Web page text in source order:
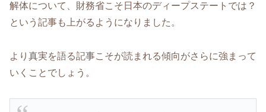
解体について、財務省こそ日本のディープステートでは？
という記事も上がるようになりました。
より真実を語る記事こそが読まれる傾向がさらに強まって
いくことでしょう。